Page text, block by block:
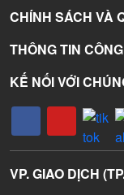
CHÍNH SÁCH VÀ
THÔNG TIN
KẾ NỐI VỚI
VP. GIAO DỊCH